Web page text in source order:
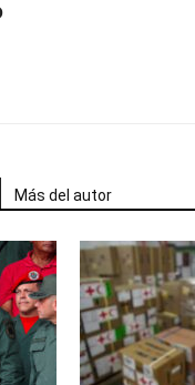
Más del autor